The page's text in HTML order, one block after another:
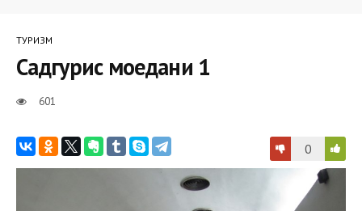
ТУРИЗМ
Садгурис моедани 1
601
0